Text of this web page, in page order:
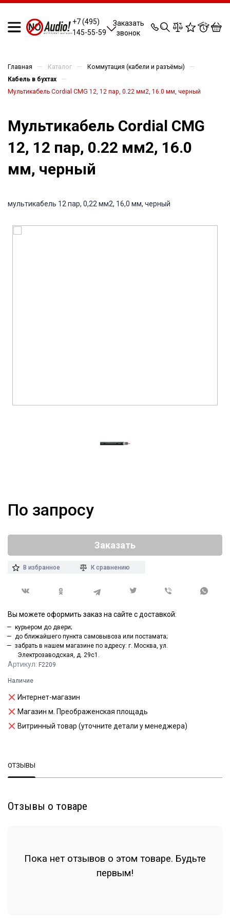
+7 (495)
145-55-59
Заказать
звонок
0 0 0 0
Главная — Каталог — Коммутация (кабели и разъёмы) —
Кабель в бухтах —
Мультикабель Cordial CMG 12, 12 пар, 0.22 мм2, 16.0 мм, черный
Мультикабель Cordial CMG
12, 12 пар, 0.22 мм2, 16.0
мм, черный
мультикабель 12 пар, 0,22 мм2, 16,0 мм, черный
Артикул: F2209
Наличие
Интернет-магазин
Магазин м. Преображенская площадь
Витринный товар (уточните детали у менеджера)
По запросу
Заказать
В избранное К сравнению
Вы можете оформить заказ на сайте с доставкой:
курьером до двери;
до ближайшего пункта самовывоза или постамата;
забрать в нашем магазине по адресу: г. Москва, ул.
Электрозаводская, д. 29с1.
ОТЗЫВЫ
Отзывы о товаре
Пока нет отзывов о этом товаре. Будьте
первым!